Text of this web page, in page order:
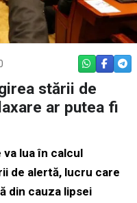
WHATSAPP
stării de
ar putea fi
va lua în calcul
de alertă, lucru care
din cauza lipsei